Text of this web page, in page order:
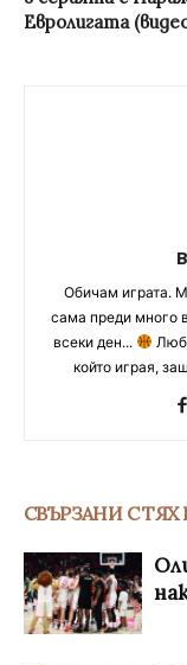
Евролигата
Обичам играта.
сама преди много
всеки ден...
който играя,
СВЪРЗАНИ С ТЯХ